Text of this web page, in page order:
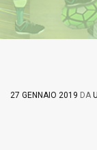
27 GENNAIO 2019 DA